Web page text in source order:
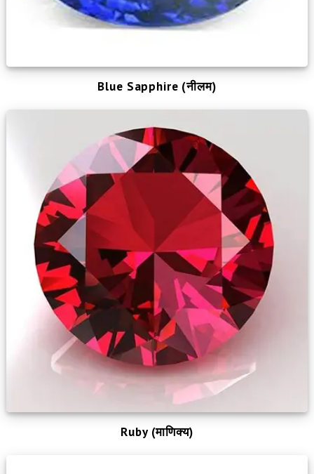
Blue Sapphire (नीलम)
Ruby (माणिक्य)